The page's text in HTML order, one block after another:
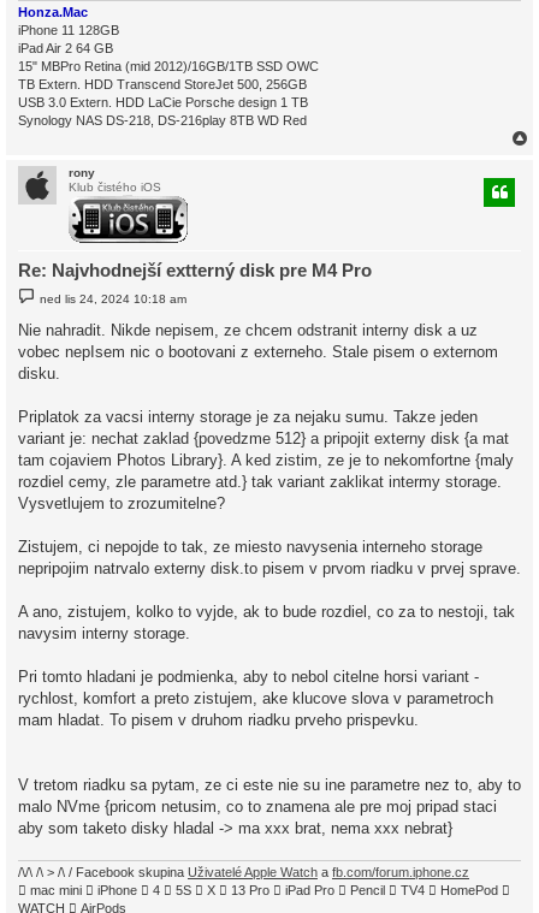
Honza.Mac
iPhone 11 128GB
iPad Air 2 64 GB
15" MBPro Retina (mid 2012)/16GB/1TB SSD OWC
TB Extern. HDD Transcend StoreJet 500, 256GB
USB 3.0 Extern. HDD LaCie Porsche design 1 TB
Synology NAS DS-218, DS-216play 8TB WD Red
rony
Klub čistého iOS
Re: Najvhodnejší extterný disk pre M4 Pro
s
p
ě
v
k
ned lis 24, 2024 10:18 am
Nie nahradit. Nikde nepisem, ze chcem odstranit interny disk a uz
vobec nepIsem nic o bootovani z externeho. Stale pisem o externom
disku.
Priplatok za vacsi interny storage je za nejaku sumu. Takze jeden
variant je: nechat zaklad {povedzme 512} a pripojit externy disk {a mat
tam cojaviem Photos Library}. A ked zistim, ze je to nekomfortne {maly
rozdiel cemy, zle parametre atd.} tak variant zaklikat intermy storage.
Vysvetlujem to zrozumitelne?
Zistujem, ci nepojde to tak, ze miesto navysenia interneho storage
nepripojim natrvalo externy disk.to pisem v prvom riadku v prvej sprave.
A ano, zistujem, kolko to vyjde, ak to bude rozdiel, co za to nestoji, tak
navysim interny storage.
Pri tomto hladani je podmienka, aby to nebol citelne horsi variant -
rychlost, komfort a preto zistujem, ake klucove slova v parametroch
mam hladat. To pisem v druhom riadku prveho prispevku.
V tretom riadku sa pytam, ze ci este nie su ine parametre nez to, aby to
malo NVme {pricom netusim, co to znamena ale pre moj pripad staci
aby som taketo disky hladal -> ma xxx brat, nema xxx nebrat}
/\/\ /\ > /\ / Facebook skupina Uživatelé Apple Watch a fb.com/forum.iphone.cz
 mac mini  iPhone  4  5S  X  13 Pro  iPad Pro  Pencil  TV4  HomePod 
WATCH  AirPods